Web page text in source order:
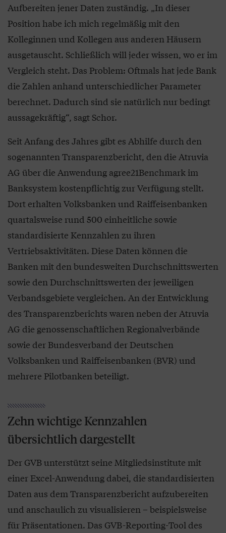
Aufbereiten jener Daten zuständig. „In dieser
Position habe ich mich regelmäßig mit den
Kolleginnen und Kollegen aus anderen Häusern
ausgetauscht. Schließlich will jeder wissen, wo er im
Vergleich steht. Das Problem: Oftmals hat jede Bank
die Zahlen anhand unterschiedlicher Parameter
berechnet. Dadurch sind sie natürlich nur bedingt
aussagekräftig“, sagt Schor.
Seit Anfang des Jahres gibt es Abhilfe durch den
sogenannten Transparenzbericht, den die Atruvia
AG über die Anwendung agree21Benchmark im
Banksystem kostenpflichtig zur Verfügung stellt.
Dort erhalten Volksbanken und Raiffeisenbanken
quartalsweise rund 500 einheitliche sowie
standardisierte Kennzahlen zu ihren
Vertriebsaktivitäten. Diese Daten können die
Banken mit den bundesweiten Durchschnittswerten
sowie den Durchschnittswerten der jeweiligen
Verbandsgebiete vergleichen. An der Entwicklung
des Transparenzberichts waren neben der Atruvia
AG die genossenschaftlichen Regionalverbände
sowie der Bundesverband der Deutschen
Volksbanken und Raiffeisenbanken (BVR) und
mehrere Pilotbanken beteiligt.
Zehn wichtige Kennzahlen
übersichtlich dargestellt
Der GVB unterstützt seine Mitgliedsinstitute mit
einer Excel-Anwendung dabei, die standardisierten
Daten aus dem Transparenzbericht aufzubereiten
und anschaulich zu visualisieren – beispielsweise
für Präsentationen. Das GVB-Reporting-Tool des